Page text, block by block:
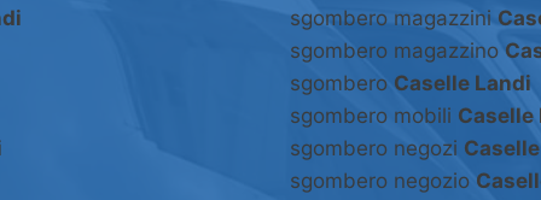
sgombero magazzini
sgombero magazzino
sgombero Caselle Landi
sgombero mobili Caselle
sgombero negozi
sgombero negozio